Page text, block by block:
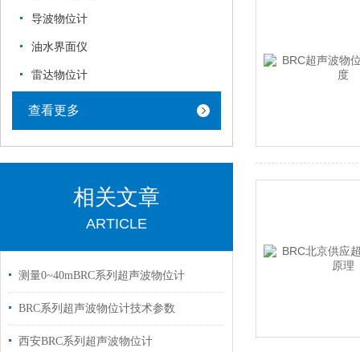
导波物位计
油水界面仪
雷达物位计
查看更多
相关文章
ARTICLE
测量0~40mBRC系列超声波物位计
BRC系列超声波物位计技术参数
西安BRC系列超声波物位计